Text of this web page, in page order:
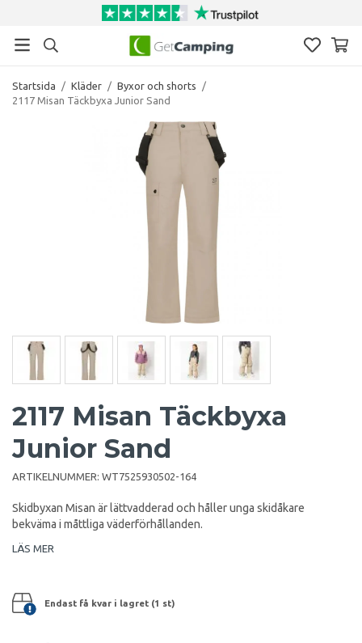
Startsida / Kläder / Byxor och shorts
/
2117 Misan Täckbyxa Junior Sand
2117 Misan Täckbyxa
Junior Sand
ARTIKELNUMMER: WT7525930502-164
Skidbyxan Misan är lättvadderad och håller unga skidåkare
bekväma i måttliga väderförhållanden.
LÄS MER
Endast få kvar i lagret (1 st)